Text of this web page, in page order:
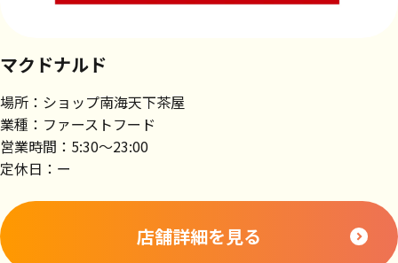
マクドナルド
場所：ショップ南海天下茶屋
業種：ファーストフード
営業時間：5:30～23:00
定休日：ー
店舗詳細を見る